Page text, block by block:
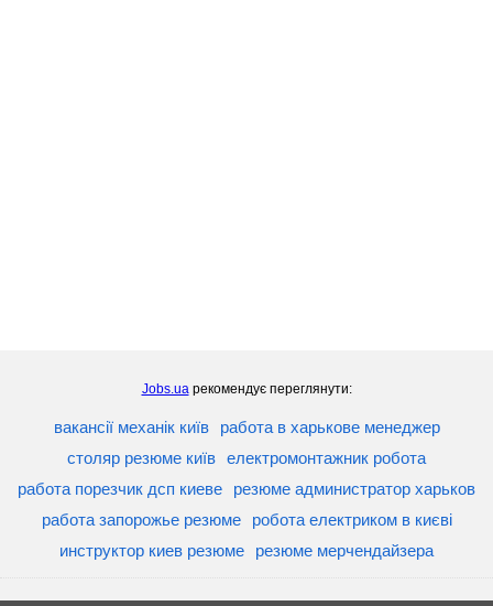
Jobs.uaрекомендує переглянути:
вакансії механік київ
работа в харькове менеджер
столяр резюме київ електромонтажник робота
работа порезчик дсп киеве
резюме администратор харьков
работа запорожье резюме
робота електриком в києві
инструктор киев резюме
резюме мерчендайзера